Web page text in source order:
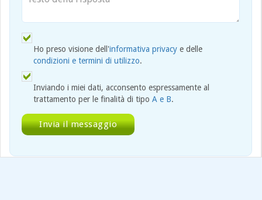
Ho preso visione dell'informativa privacy e delle
condizioni e termini di utilizzo.
Inviando i miei dati, acconsento espressamente al
trattamento per le finalità di tipo A e B.